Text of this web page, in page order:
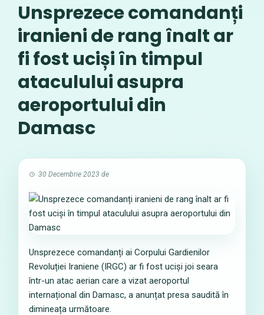
Unsprezece comandanți
iranieni de rang înalt ar
fi fost uciși în timpul
ataculului asupra
aeroportului din
Damasc
30 Decembrie 2023 de
Unsprezece comandanți ai Corpului Gardienilor
Revoluției Iraniene (IRGC) ar fi fost uciși joi seara
într-un atac aerian care a vizat aeroportul
internațional din Damasc, a anunțat presa saudită în
dimineața următoare.